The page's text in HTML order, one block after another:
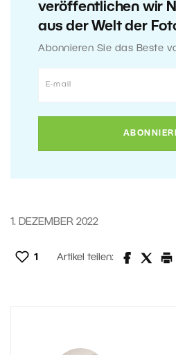
veröffentlichen wir
aus der Welt der
Abonnieren Sie das Beste
1. DEZEMBER 2022
1 Artikel teilen: